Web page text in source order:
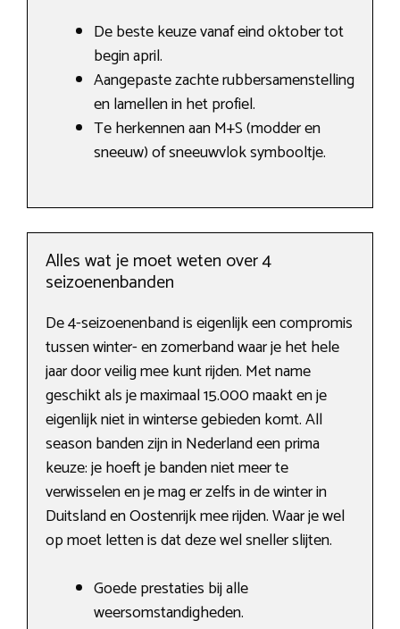
De beste keuze vanaf eind oktober tot
begin april.
Aangepaste zachte rubbersamenstelling
en lamellen in het profiel.
Te herkennen aan M+S (modder en
sneeuw) of sneeuwvlok symbooltje.
Alles wat je moet weten over 4
seizoenenbanden
De 4-seizoenenband is eigenlijk een compromis
tussen winter- en zomerband waar je het hele
jaar door veilig mee kunt rijden. Met name
geschikt als je maximaal 15.000 maakt en je
eigenlijk niet in winterse gebieden komt. All
season banden zijn in Nederland een prima
keuze: je hoeft je banden niet meer te
verwisselen en je mag er zelfs in de winter in
Duitsland en Oostenrijk mee rijden. Waar je wel
op moet letten is dat deze wel sneller slijten.
Goede prestaties bij alle
weersomstandigheden.